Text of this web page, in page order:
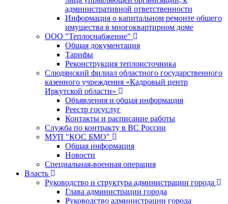
административной ответственности
Информация о капитальном ремонте общего
имущества в многоквартирном доме
ООО "Теплоснабжение"
Общая документация
Тарифы
Реконструкция теплоисточника
Слюдянский филиал областного государственного
казенного учреждения «Кадровый центр
Иркутской области»
Объявления и общая информация
Реестр госуслуг
Контакты и расписание работы
Служба по контракту в ВС России
МУП "КОС БМО"
Общая информация
Новости
Специальная-военная операция
Власть
Руководство и структура администрации города
Глава администрации города
Руководство администрации города